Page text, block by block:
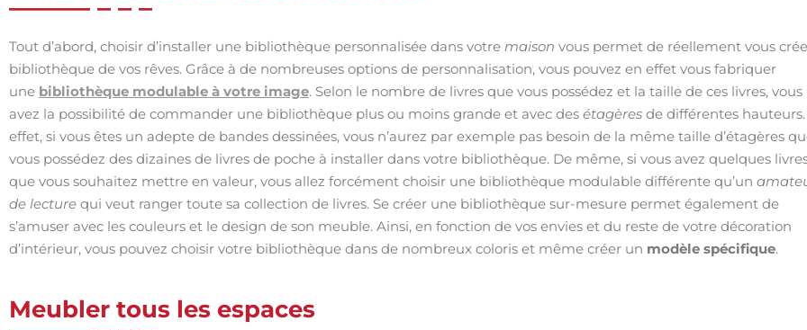
Tout d’abord, choisir d’installer une bibliothèque personnalisée dans votre maison vous permet de réellement vous
bibliothèque de vos rêves. Grâce à de nombreuses options de personnalisation, vous pouvez en effet vous fabriquer
une bibliothèque modulable à votre image. Selon le nombre de livres que vous possédez et la taille de ces livres, vous
avez la possibilité de commander une bibliothèque plus ou moins grande et avec des étagères de différentes hauteurs.
effet, si vous êtes un adepte de bandes dessinées, vous n’aurez par exemple pas besoin de la même taille d’étagères
vous possédez des dizaines de livres de poche à installer dans votre bibliothèque. De même, si vous avez quelques
que vous souhaitez mettre en valeur, vous allez forcément choisir une bibliothèque modulable différente qu’un
de lecture qui veut ranger toute sa collection de livres. Se créer une bibliothèque sur-mesure permet également de
s’amuser avec les couleurs et le design de son meuble. Ainsi, en fonction de vos envies et du reste de votre décoration
d’intérieur, vous pouvez choisir votre bibliothèque dans de nombreux coloris et même créer un modèle spécifique.
Meubler tous les espaces